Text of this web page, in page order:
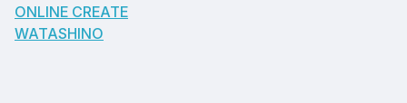
ONLINE CREATE
WATASHINO